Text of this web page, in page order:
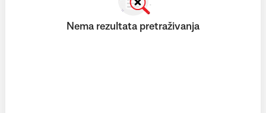
Nema rezultata pretraživanja